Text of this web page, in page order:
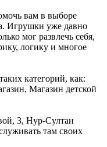
вам в выборе
Игрушки уже давно
мог развлечь себя,
логику и многое
категорий, как:
Магазин детской
3, Нур-Султан
там своих